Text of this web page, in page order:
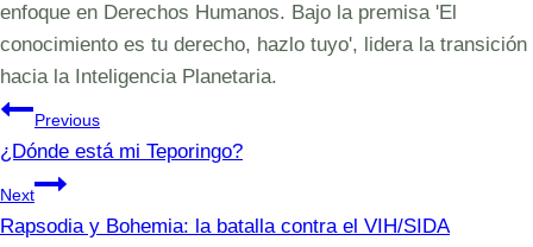
enfoque en Derechos Humanos. Bajo la premisa 'El
conocimiento es tu derecho, hazlo tuyo', lidera la transición
hacia la Inteligencia Planetaria.
Navegación
de
entradas
Previous
¿Dónde está mi Teporingo?
Next
Rapsodia y Bohemia: la batalla contra el VIH/SIDA